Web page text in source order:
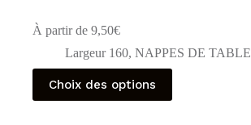
À partir de 9,50€
Largeur 160, NAPPES DE TABLE
Choix des options
Ce
produit
a